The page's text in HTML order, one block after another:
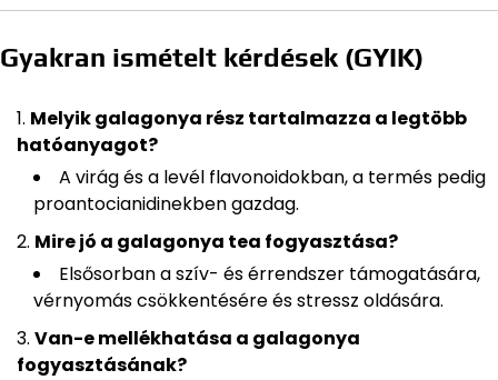
Gyakran ismételt kérdések (GYIK)
Melyik galagonya rész tartalmazza a legtöbb
hatóanyagot?
A virág és a levél flavonoidokban, a termés pedig
proantocianidinekben gazdag.
Mire jó a galagonya tea fogyasztása?
Elsősorban a szív- és érrendszer támogatására,
vérnyomás csökkentésére és stressz oldására.
Van-e mellékhatása a galagonya
fogyasztásának?